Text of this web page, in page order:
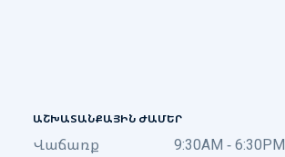
ԱՇԽԱՏԱՆՔԱՅԻՆ ԺԱՄԵՐ
Վաճառք
9:30AM - 6:30PM